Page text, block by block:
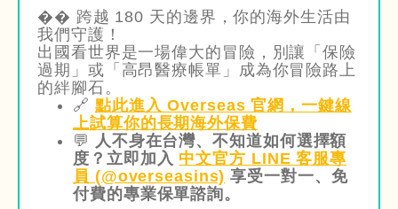
�� 跨越 180 天的邊界，你的海外生活由
我們守護！
出國看世界是一場偉大的冒險，別讓「保險
過期」或「高昂醫療帳單」成為你冒險路上
的絆腳石。
🔗 點此進入 Overseas 官網，一鍵線
上試算你的長期海外保費
💬 人不身在台灣、不知道如何選擇額
度？立即加入 中文官方 LINE 客服專
員 (@overseasins) 享受一對一、免
付費的專業保單諮詢。